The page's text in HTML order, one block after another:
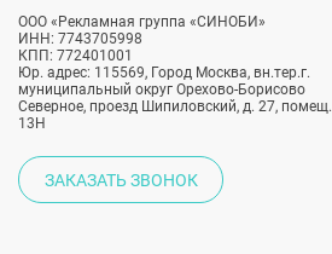
ООО «Рекламная группа «СИНОБИ»
ИНН: 7743705998
КПП: 772401001
Юр. адрес: 115569, Город Москва, вн.тер.г.
муниципальный округ Орехово-Борисово
Северное, проезд Шипиловский, д. 27, помещ.
13Н
ЗАКАЗАТЬ ЗВОНОК